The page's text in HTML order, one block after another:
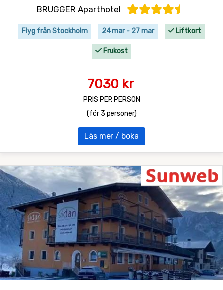
BRUGGER Aparthotel
Flyg från Stockholm 24 mar - 27 mar Liftkort
Frukost
7030 kr
PRIS PER PERSON
(för 3 personer)
Läs mer / boka